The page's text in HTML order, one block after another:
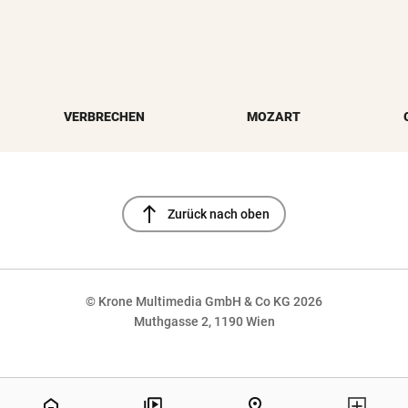
VERBRECHEN MOZART
north Zurück nach oben
© Krone Multimedia GmbH & Co KG 2026
Muthgasse 2, 1190 Wien
NaN%